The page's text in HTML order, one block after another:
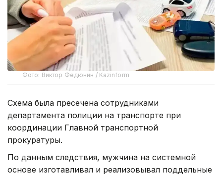
Фото: Виктор Федюнин / Kazinform
Схема была пресечена сотрудниками
департамента полиции на транспорте при
координации Главной транспортной
прокуратуры.
По данным следствия, мужчина на системной
основе изготавливал и реализовывал поддельные